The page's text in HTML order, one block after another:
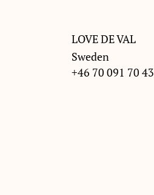
LOVE DE VAL
Sweden
+46 70 091 70 43